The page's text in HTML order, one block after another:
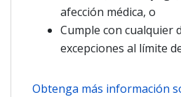
afección médica, o
Cumple con cualquier
excepciones al límite
Obtenga más información